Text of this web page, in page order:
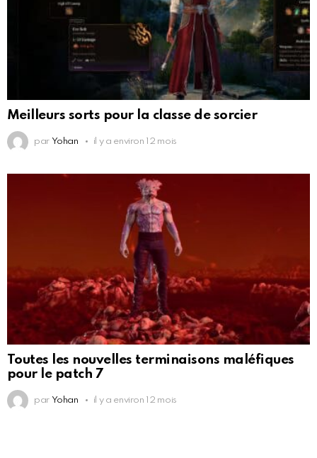
Meilleurs sorts pour la classe de sorcier
par Yohan il y a environ 12 mois
Toutes les nouvelles terminaisons maléfiques
pour le patch 7
par Yohan il y a environ 12 mois